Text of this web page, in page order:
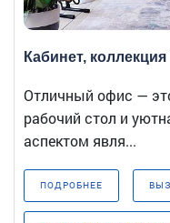
Кабинет,
Отличный офис —
рабочий стол и
аспектом явля...
ПОДРОБНЕЕ